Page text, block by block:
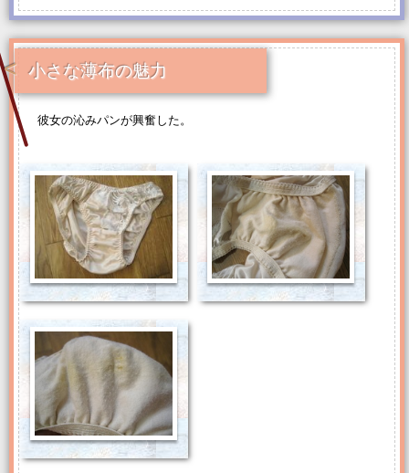
小さな薄布の魅力
彼女の沁みパンが興奮した。